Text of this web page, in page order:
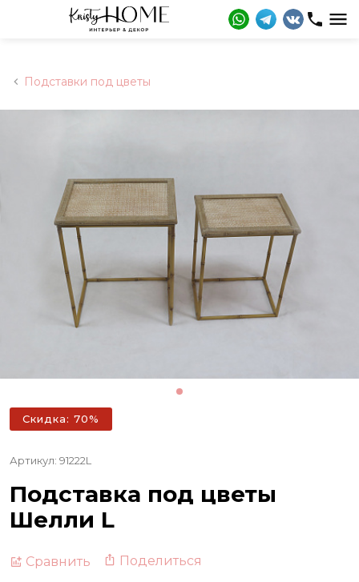
Подставки под цветы
Скидка: 70%
Артикул: 91222L
Подставка под цветы
Шелли L
Сравнить Поделиться